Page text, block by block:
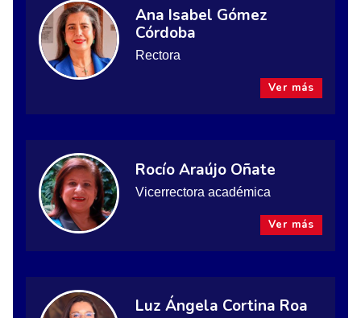
Ana Isabel Gómez
Córdoba
Rectora
Ver más
Rocío Araújo Oñate
Vicerrectora académica
Ver más
Luz Ángela Cortina Roa